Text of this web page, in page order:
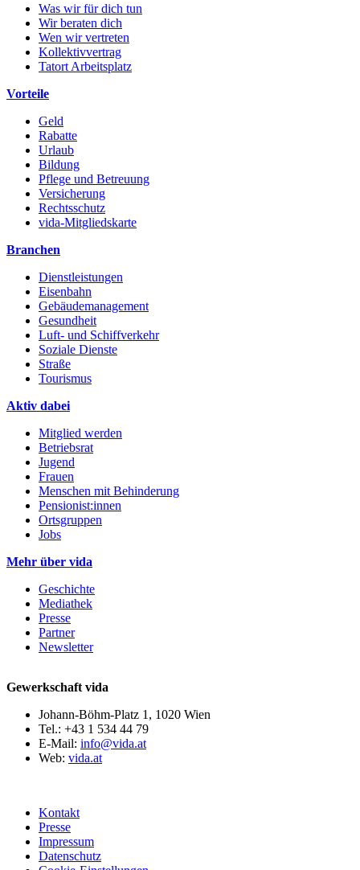
Was wir für dich tun
Wir beraten dich
Wen wir vertreten
Kollektivvertrag
Tatort Arbeitsplatz
Vorteile
Geld
Rabatte
Urlaub
Bildung
Pflege und Betreuung
Versicherung
Rechtsschutz
vida-Mitgliedskarte
Branchen
Dienstleistungen
Eisenbahn
Gebäudemanagement
Gesundheit
Luft- und Schiffverkehr
Soziale Dienste
Straße
Tourismus
Aktiv dabei
Mitglied werden
Betriebsrat
Jugend
Frauen
Menschen mit Behinderung
Pensionist:innen
Ortsgruppen
Jobs
Mehr über vida
Geschichte
Mediathek
Presse
Partner
Newsletter
Gewerkschaft vida
Johann-Böhm-Platz 1, 1020 Wien
Tel.: +43 1 534 44 79
E-Mail: info@vida.at
Web: vida.at
Kontakt
Presse
Impressum
Datenschutz